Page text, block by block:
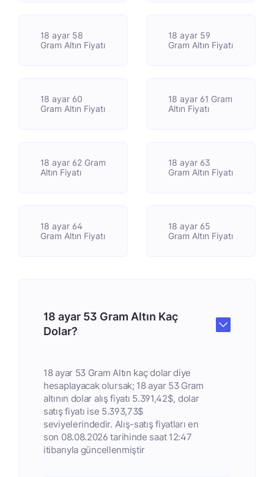
18 ayar 58
Gram Altın Fiyatı
18 ayar 59
Gram Altın Fiyatı
18 ayar 60
Gram Altın Fiyatı
18 ayar 61 Gram
Altın Fiyatı
18 ayar 62 Gram
Altın Fiyatı
18 ayar 63
Gram Altın Fiyatı
18 ayar 64
Gram Altın Fiyatı
18 ayar 65
Gram Altın Fiyatı
18 ayar 53 Gram Altın Kaç
Dolar?
18 ayar 53 Gram Altın kaç dolar diye
hesaplayacak olursak; 18 ayar 53 Gram
altının dolar alış fiyatı 5.391,42$, dolar
satış fiyatı ise 5.393,73$
seviyelerindedir. Alış-satış fiyatları en
son 08.08.2026 tarihinde saat 12:47
itibarıyla güncellenmiştir